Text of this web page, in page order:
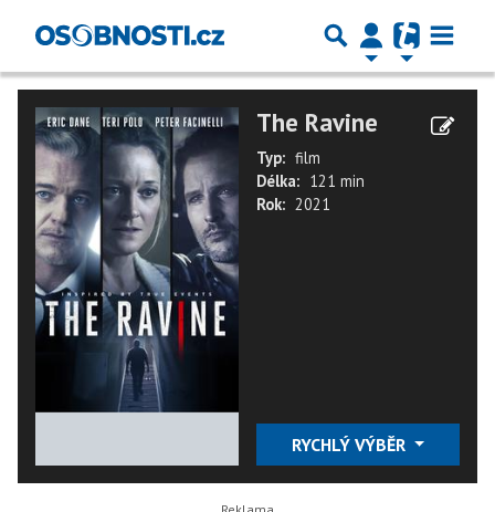
The Ravine
Typ: film
Délka: 121 min
Rok: 2021
RYCHLÝ VÝBĚR